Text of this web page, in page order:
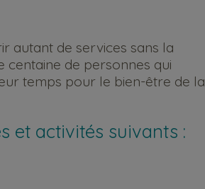
autant de services sans la
centaine de personnes qui
temps pour le bien-être de la
et activités suivants :